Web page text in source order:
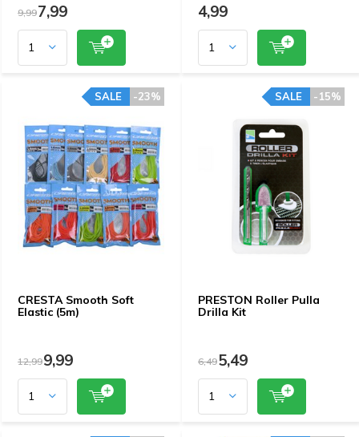
9,997,99 4,99
CRESTA Smooth Soft
Elastic (5m)
-23%
SALE
12,999,99
PRESTON Roller Pulla
Drilla Kit
-15%
SALE
6,495,49